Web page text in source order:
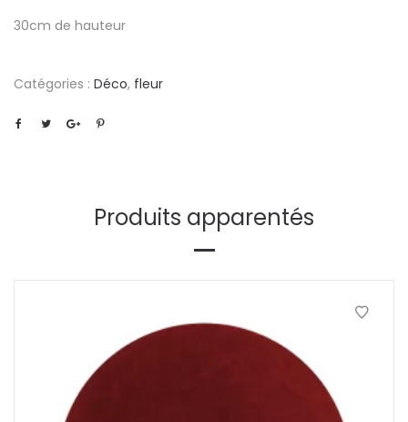
30cm de hauteur
Catégories : Déco, fleur
Produits apparentés